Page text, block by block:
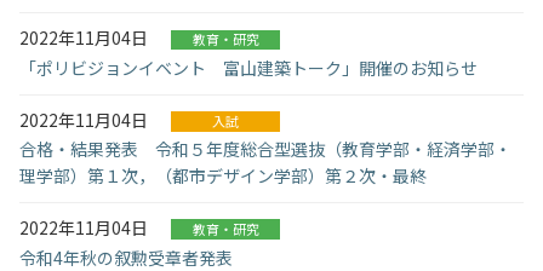
2022年11月04日 教育・研究
「ポリビジョンイベント 富山建築トーク」開催のお知らせ
2022年11月04日 入試
合格・結果発表 令和５年度総合型選抜（教育学部・経済学部・
理学部）第１次，（都市デザイン学部）第２次・最終
2022年11月04日 教育・研究
令和4年秋の叙勲受章者発表